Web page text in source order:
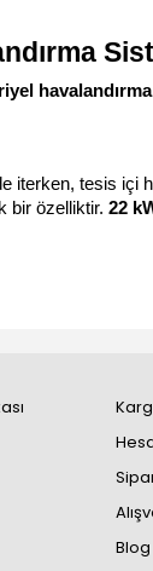
havalandırma
iterken, tesis
bir özelliktir. 22
Blog